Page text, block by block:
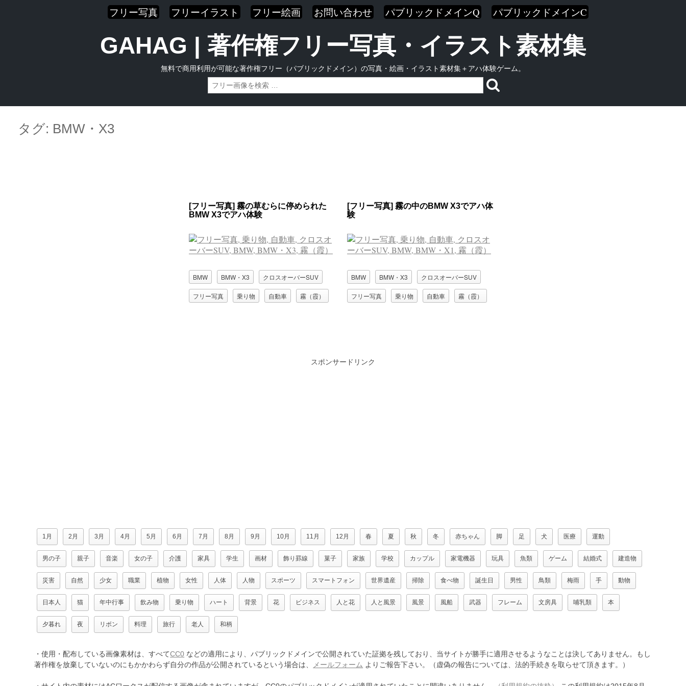
フリー写真 フリーイラスト フリー絵画 お問い合わせ パブリックドメインQ パブリックドメインC
GAHAG | 著作権フリー写真・イラスト素材集
無料で商用利用が可能な著作権フリー（パブリックドメイン）の写真・絵画・イラスト素材集＋アハ体験ゲーム。
contentタグ: BMW・X3
[フリー写真] 霧の草むらに停められた
BMW X3でアハ体験
BMW BMW・X3 クロスオーバーSUV
フリー写真 乗り物 自動車 霧（霞）
[フリー写真] 霧の中のBMW X3でアハ体
験
BMW BMW・X3 クロスオーバーSUV
フリー写真 乗り物 自動車 霧（霞）
スポンサードリンク
1月 2月 3月 4月 5月 6月 7月 8月 9月 10月 11月 12月 春 夏 秋 冬 赤ちゃん 脚 足 犬 医療 運動
男の子 親子 音楽 女の子 介護 家具 学生 画材 飾り罫線 菓子 家族 学校 カップル 家電機器 玩具 魚類 ゲーム 結婚式 建造物
災害 自然 少女 職業 植物 女性 人体 人物 スポーツ スマートフォン 世界遺産 掃除 食べ物 誕生日 男性 鳥類 梅雨 手 動物
日本人 猫 年中行事 飲み物 乗り物 ハート 背景 花 ビジネス 人と花 人と風景 風景 風船 武器 フレーム 文房具 哺乳類 本
夕暮れ 夜 リボン 料理 旅行 老人 和柄
・使用・配布している画像素材は、すべてCC0 などの適用により、パブリックドメインで公開されていた証拠を残しており、当サイトが勝手に適用させるようなことは決してありません。もし
著作権を放棄していないのにもかかわらず自分の作品が公開されているという場合は、
メールフォーム よりご報告下さい。（虚偽の報告については、法的手続きを取らせて頂きます。）